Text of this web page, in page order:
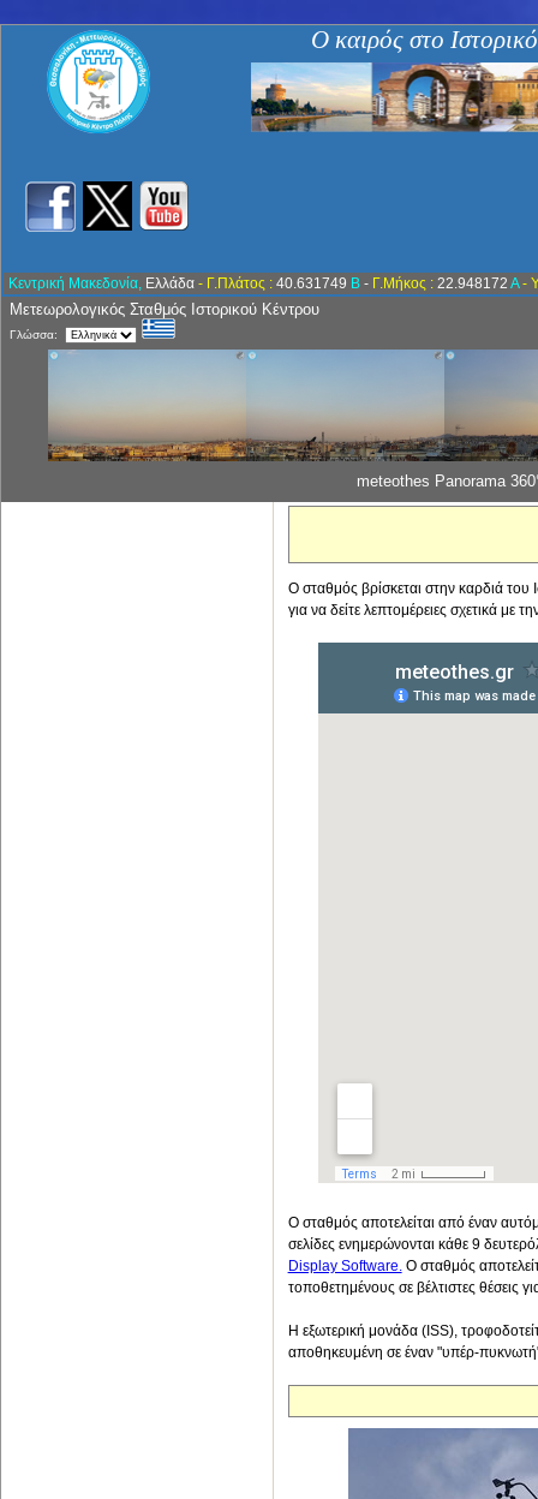
Ο καιρός στο
Κεντρική Μακεδονία, Ελλάδα - Γ.Πλάτος : 40.631749 Β - Γ.Μήκος : 22.948172 Α-
Μετεωρολογικός Σταθμός Ιστορικού Κέντρου
Γλώσσα:
meteothes Panorama
Ο σταθμός βρίσκεται στην καρδιά
για να δείτε λεπτομέρειες σχετικά με
Ο σταθμός αποτελείται από έναν
σελίδες ενημερώνονται κάθε 9
Display Software.Ο σταθμός
τοποθετημένους σε βέλτιστες θέσεις
Η εξωτερική μονάδα (ISS),
αποθηκευμένη σε έναν "υπέρ-πυκνωτή"